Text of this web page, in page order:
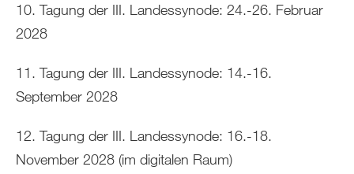
10. Tagung der III. Landessynode: 24.-26. Februar
2028
11. Tagung der III. Landessynode: 14.-16.
September 2028
12. Tagung der III. Landessynode: 16.-18.
November 2028 (im digitalen Raum)